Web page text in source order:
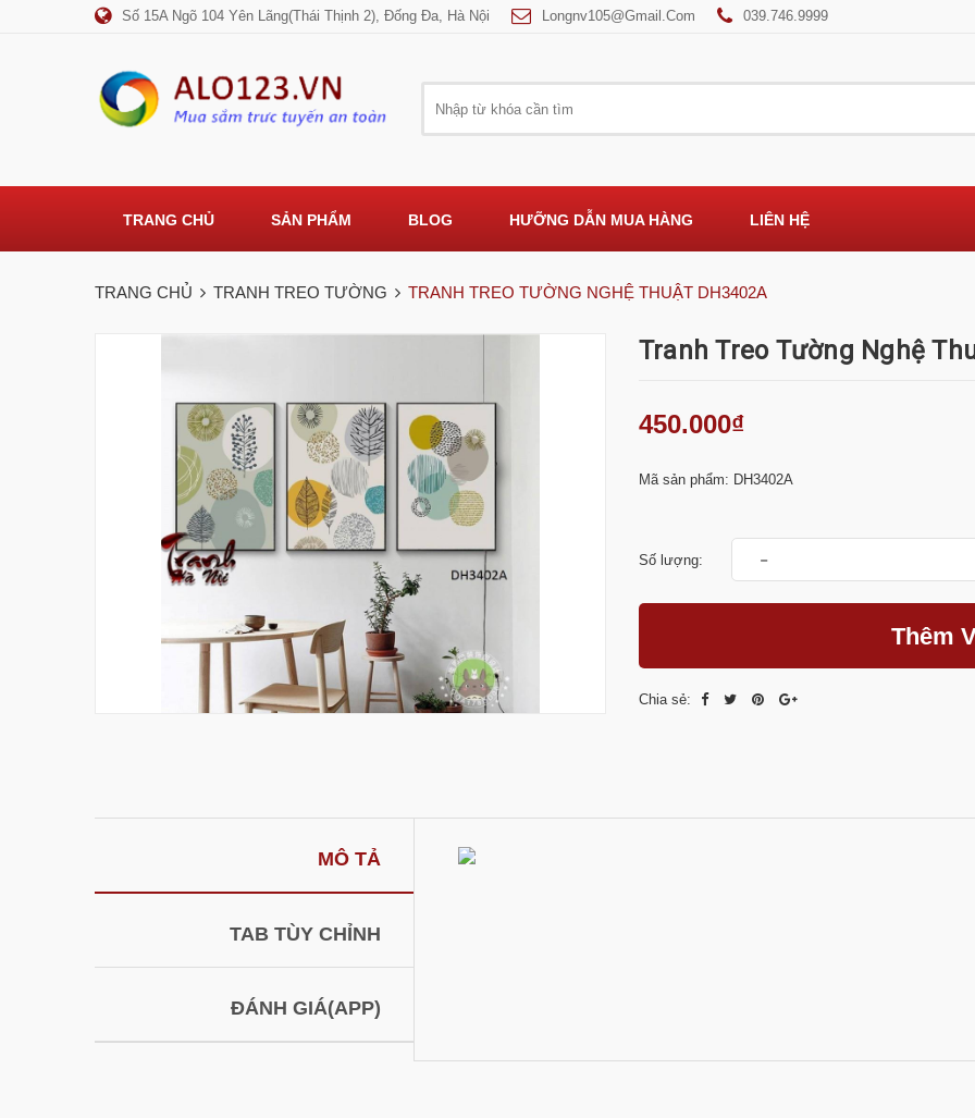
Số 15A Ngõ 104 Yên Lãng(Thái Thịnh 2), Đống Đa, Hà Nội Longnv105@gmail.com 039.746.9999
TRANG CHỦ SẢN PHẨM BLOG HƯỠNG DẪN MUA HÀNG LIÊN HỆ
TRANG CHỦ TRANH TREO TƯỜNG TRANH TREO TƯỜNG NGHỆ THUẬT DH3402A
Tranh Treo Tường Nghệ
450.000₫
Mã sản phẩm: DH3402A
Số lượng: -
Thêm
Chia sẻ:
MÔ TẢ
TAB TÙY CHỈNH
ĐÁNH GIÁ(APP)